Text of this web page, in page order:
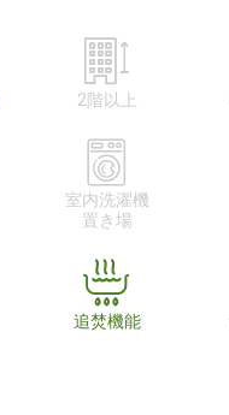
2階以上
室内洗濯機
置き場
追焚機能